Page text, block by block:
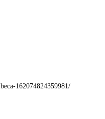
162074824359981/